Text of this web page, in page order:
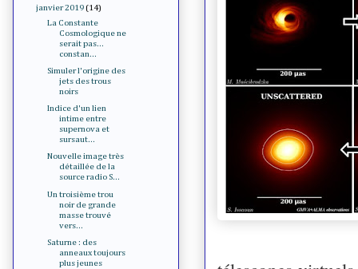
janvier 2019 (14)
La Constante
Cosmologique ne
serait pas...
constan...
Simuler l'origine des
jets des trous
noirs
Indice d'un lien
intime entre
supernova et
sursaut...
Nouvelle image très
détaillée de la
source radio S...
Un troisième trou
noir de grande
masse trouvé
vers...
Saturne : des
anneaux toujours
plus jeunes